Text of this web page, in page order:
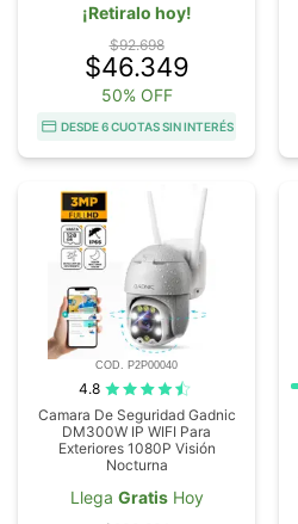
¡Retiralo hoy!
$92.698
$46.349
50% OFF
DESDE 6 CUOTAS SIN INTERÉS
COD. P2P00040
4.8
Camara De Seguridad Gadnic
DM300W IP WIFI Para
Exteriores 1080P Visión
Nocturna
Llega GratisHoy